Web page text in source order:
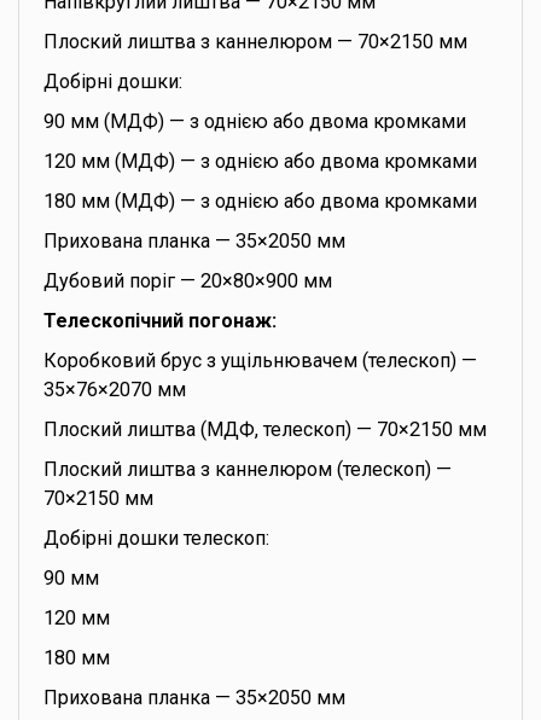
Плоский лиштва з каннелюром — 70×2150 мм
Добірні дошки:
90 мм (МДФ) — з однією або двома кромками
120 мм (МДФ) — з однією або двома кромками
180 мм (МДФ) — з однією або двома кромками
Прихована планка — 35×2050 мм
Дубовий поріг — 20×80×900 мм
Телескопічний погонаж:
Коробковий брус з ущільнювачем (телескоп) —
35×76×2070 мм
Плоский лиштва (МДФ, телескоп) — 70×2150 мм
Плоский лиштва з каннелюром (телескоп) —
70×2150 мм
Добірні дошки телескоп:
90 мм
120 мм
180 мм
Прихована планка — 35×2050 мм